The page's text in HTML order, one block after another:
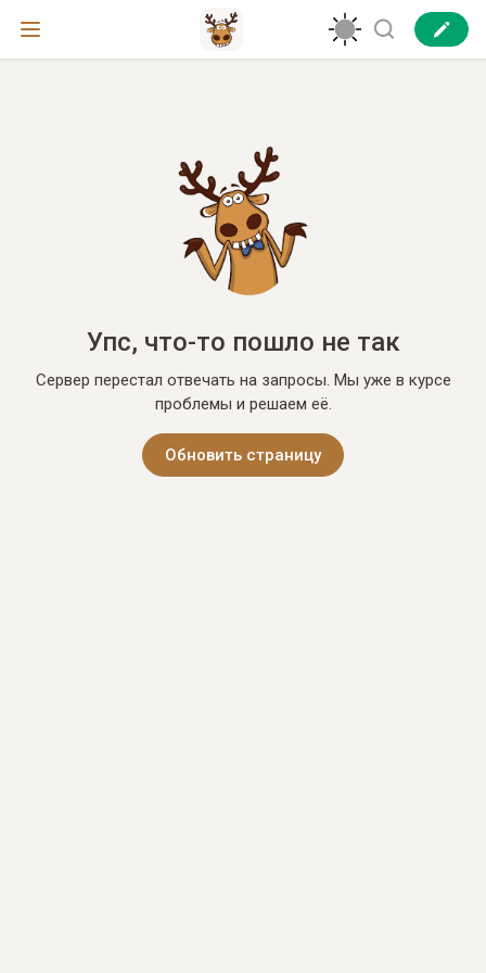
Упс, что-то пошло не так
Сервер перестал отвечать на запросы. Мы уже в курсе
проблемы и решаем её.
Обновить страницу